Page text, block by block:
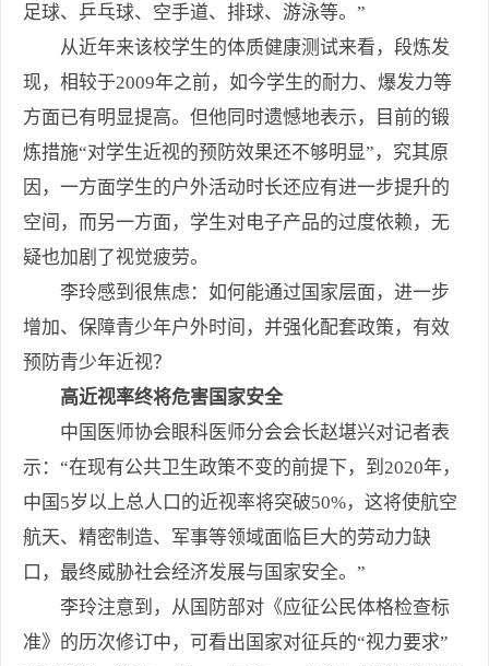
足球、乒乓球、空手道、排球、游泳等。”
从近年来该校学生的体质健康测试来看，段炼发
现，相较于2009年之前，如今学生的耐力、爆发力等
方面已有明显提高。但他同时遗憾地表示，目前的锻
炼措施“对学生近视的预防效果还不够明显”，究其原
因，一方面学生的户外活动时长还应有进一步提升的
空间，而另一方面，学生对电子产品的过度依赖，无
疑也加剧了视觉疲劳。
李玲感到很焦虑：如何能通过国家层面，进一步
增加、保障青少年户外时间，并强化配套政策，有效
预防青少年近视？
高近视率终将危害国家安全
中国医师协会眼科医师分会会长赵堪兴对记者表
示：“在现有公共卫生政策不变的前提下，到2020年，
中国5岁以上总人口的近视率将突破50%，这将使航空
航天、精密制造、军事等领域面临巨大的劳动力缺
口，最终威胁社会经济发展与国家安全。”
李玲注意到，从国防部对《应征公民体格检查标
准》的历次修订中，可看出国家对征兵的“视力要求”